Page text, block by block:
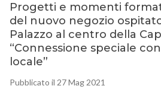
Progetti e momenti
del nuovo negozio
Palazzo al centro della
“Connessione speciale
locale”
Pubblicato il 27 Mag 2021